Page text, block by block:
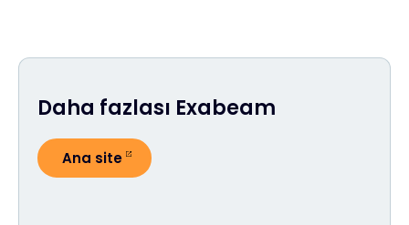
Daha fazlası Exabeam
Ana site